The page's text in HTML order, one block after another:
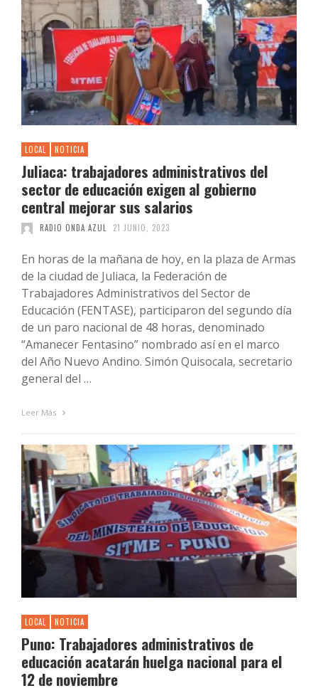
LOCAL NOTICIA
Juliaca: trabajadores administrativos del
sector de educación exigen al gobierno
central mejorar sus salarios
RADIO ONDA AZUL 21 JUNIO, 2023
En horas de la mañana de hoy, en la plaza de Armas
de la ciudad de Juliaca, la Federación de
Trabajadores Administrativos del Sector de
Educación (FENTASE), participaron del segundo día
de un paro nacional de 48 horas, denominado
“Amanecer Fentasino” nombrado así en el marco
del Año Nuevo Andino. Simón Quisocala, secretario
general del …
Leer Más
LOCAL NOTICIA
Puno: Trabajadores administrativos de
educación acatarán huelga nacional para el
12 de noviembre